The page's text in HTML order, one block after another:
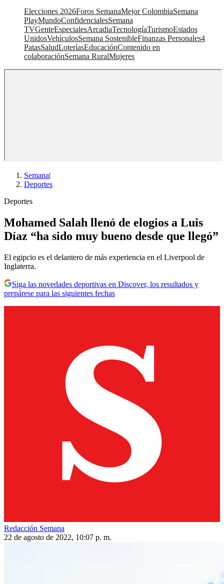
Elecciones 2026Foros SemanaMejor ColombiaSemana
PlayMundoConfidencialesSemana
TVGenteEspecialesArcadiaTecnologíaTurismoEstados
UnidosVehículosSemana SostenibleFinanzas Personales4
PatasSaludLoteríasEducaciónContenido en
colaboraciónSemana RuralMujeres
Semana|
Deportes
Deportes
Mohamed Salah llenó de elogios a Luis
Díaz “ha sido muy bueno desde que llegó”
El egipcio es el delantero de más experiencia en el Liverpool de
Inglaterra.
Siga las novedades deportivas en Discover, los resultados y
prepárese para las siguientes fechas
Redacción Semana
22 de agosto de 2022, 10:07 p. m.